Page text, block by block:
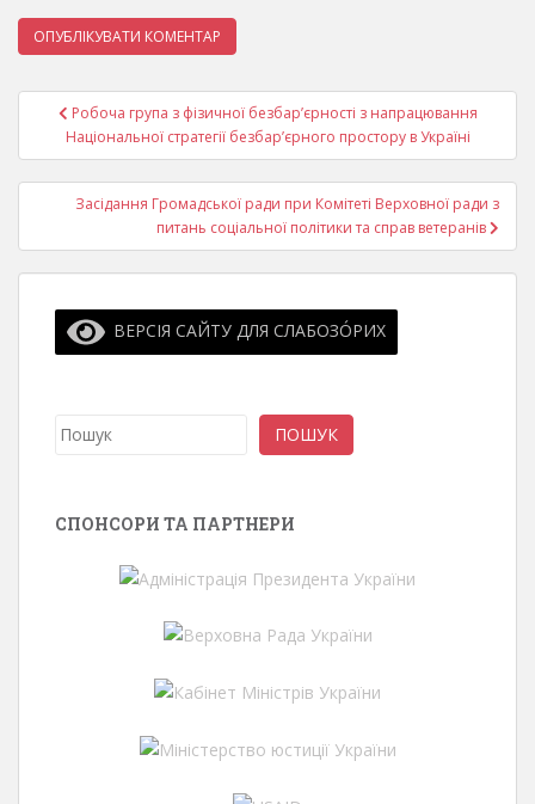
Навігація
записів
Робоча група з фізичної безбар’єрності з напрацювання
Національної стратегії безбар’єрного простору в Україні
Засідання Громадської ради при Комітеті Верховної ради з
питань соціальної політики та справ ветеранів
ВЕРСІЯ САЙТУ ДЛЯ СЛАБОЗО́РИХ
Пошук ПОШУК
СПОНСОРИ ТА ПАРТНЕРИ